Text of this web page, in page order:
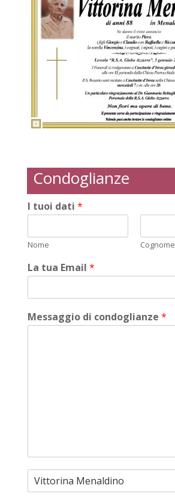
Condoglianze
I tuoi dati *
Nome Cognome
La tua Email *
Messaggio di condoglianze *